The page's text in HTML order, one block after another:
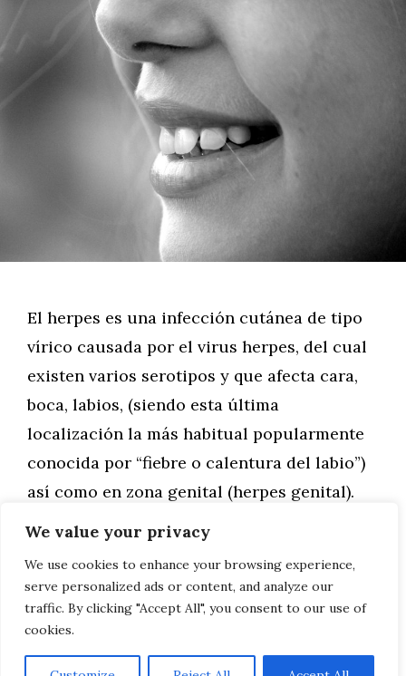
We value your privacy
We use cookies to enhance your browsing experience,
serve personalized ads or content, and analyze our
traffic. By clicking "Accept All", you consent to our use of
cookies.
El herpes es una infección cutánea de tipo
vírico causada por el virus herpes, del cual
existen varios serotipos y que afecta cara,
boca, labios, (siendo esta última
localización la más habitual popularmente
conocida por “fiebre o calentura del labio”)
así como en zona genital (herpes genital).
←Anterior Página
1 … Página
5 Página
6